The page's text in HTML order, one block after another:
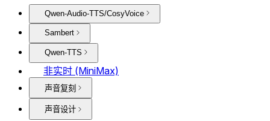
Qwen-Audio-TTS/CosyVoice
Sambert
Qwen-TTS
非实时 (MiniMax)
声音复刻
声音设计